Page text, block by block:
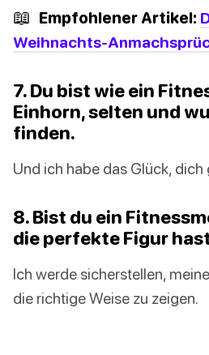
📖 Empfohlener Artikel:
Weihnachts-
7. Du bist wie ein
Einhorn, selten und
finden.
Und ich habe das Glück,
8. Bist du ein
die perfekte Figur
Ich werde sicherstellen,
die richtige Weise zu zeigen.